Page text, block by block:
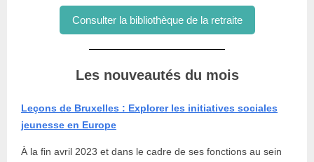
Consulter la bibliothèque de la retraite
Les nouveautés du mois
Leçons de Bruxelles : Explorer les initiatives sociales
jeunesse en Europe
À la fin avril 2023 et dans le cadre de ses fonctions au sein